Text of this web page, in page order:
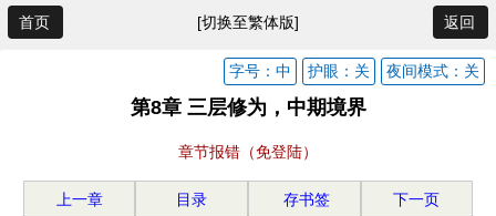
首页 [切换至繁体版] 返回
夜间模式：关
护眼：关
字号：中
第8章 三层修为，中期境界
章节报错（免登陆）
上一章 目录 存书签 下一页